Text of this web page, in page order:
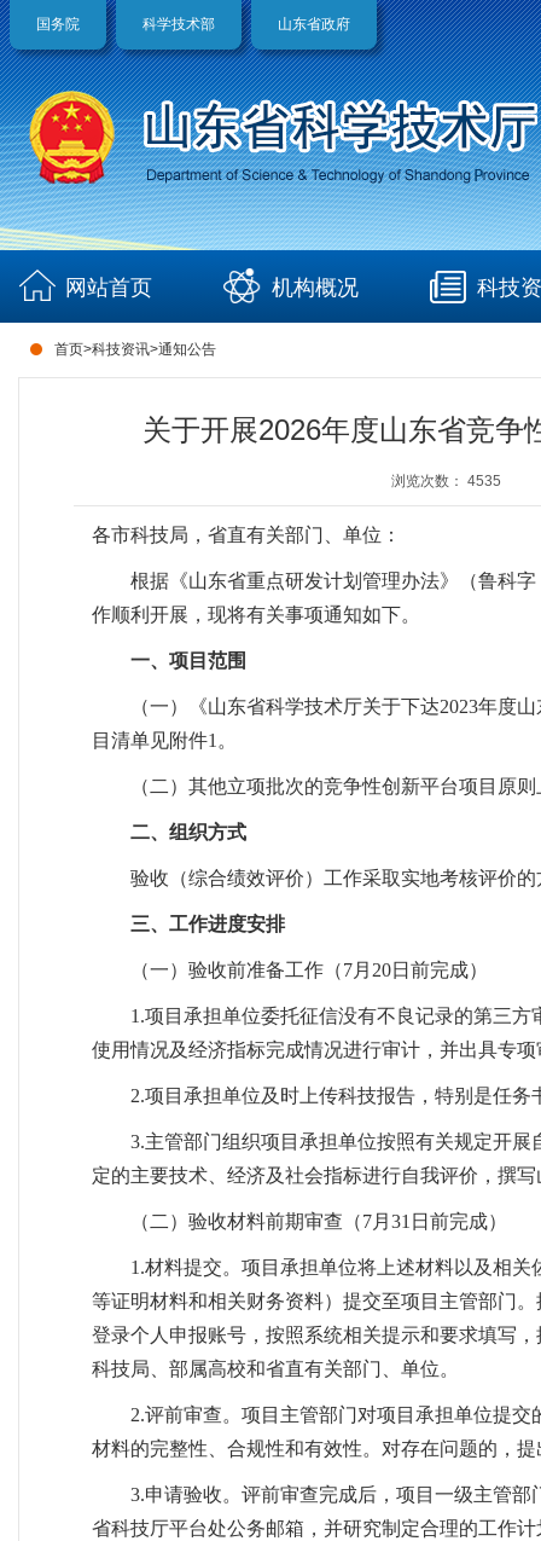
国务院 科学技术部 山东省政府
网站首页 机构概况 科技
首页>科技资讯>通知公告
关于开展2026年度山东省竞
浏览次数： 4535
各市科技局，省直有关部门、单位：
根据《山东省重点研发计划管理办法》（鲁科
作顺利开展，现将有关事项通知如下。
一、项目范围
（一）《山东省科学技术厅关于下达2023年度
目清单见附件1。
（二）其他立项批次的竞争性创新平台项目原
二、组织方式
验收（综合绩效评价）工作采取实地考核评价
三、工作进度安排
（一）验收前准备工作（7月20日前完成）
1.项目承担单位委托征信没有不良记录的第三
使用情况及经济指标完成情况进行审计，并出具专
2.项目承担单位及时上传科技报告，特别是任
3.主管部门组织项目承担单位按照有关规定开
定的主要技术、经济及社会指标进行自我评价，撰
（二）验收材料前期审查（7月31日前完成）
1.材料提交。项目承担单位将上述材料以及相
等证明材料和相关财务资料）提交至项目主管部门。
登录个人申报账号，按照系统相关提示和要求填写
科技局、部属高校和省直有关部门、单位。
2.评前审查。项目主管部门对项目承担单位提
材料的完整性、合规性和有效性。对存在问题的，
3.申请验收。评前审查完成后，项目一级主管
省科技厅平台处公务邮箱，并研究制定合理的工作